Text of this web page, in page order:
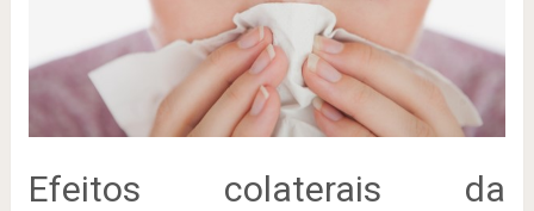
Efeitos colaterais da